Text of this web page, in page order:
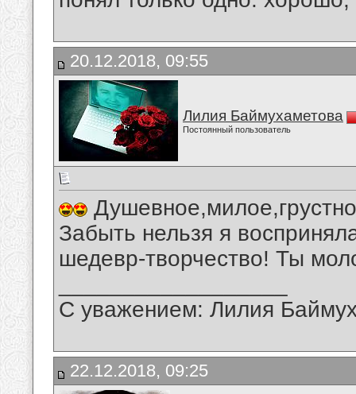
20.12.2018, 09:55
Лилия Баймухаметова
Постоянный пользователь
Забыть нельзя я
шедевр-творчество! Ты
С уважением: Лилия
22.12.2018, 09:25